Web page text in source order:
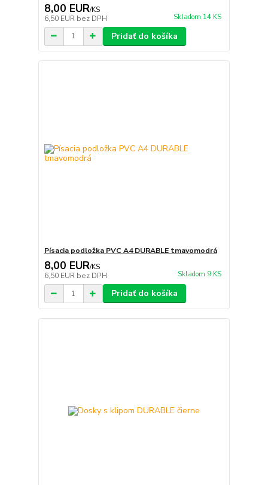
8,00 EUR/KS
6,50 EUR bez DPH Skladom 14 KS
Pridať do košíka
Písacia podložka PVC A4 DURABLE tmavomodrá
8,00 EUR/KS
6,50 EUR bez DPH Skladom 9 KS
Pridať do košíka